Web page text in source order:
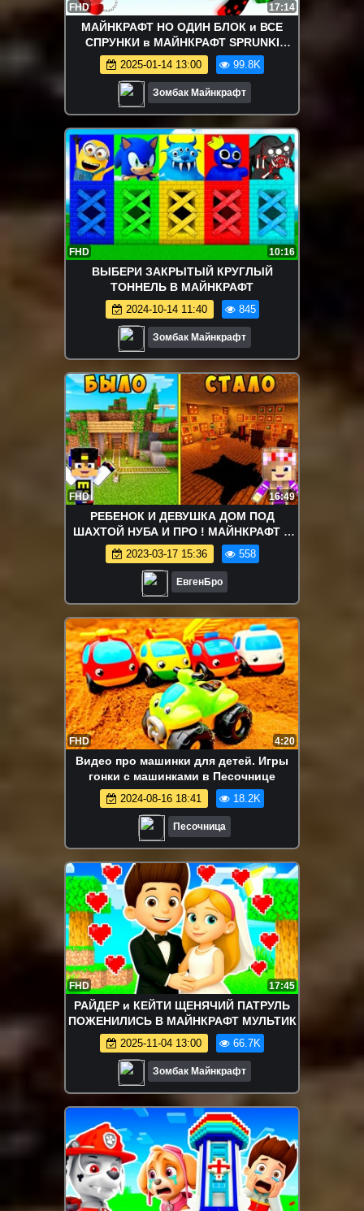
FHD 17:14
МАЙНКРАФТ НО ОДИН БЛОК и ВСЕ
СПРУНКИ в МАЙНКРАФТ SPRUNKI
MINECRAFT
2025-01-14 13:00 99.8K
Зомбак Майнкрафт
FHD 10:16
ВЫБЕРИ ЗАКРЫТЫЙ КРУГЛЫЙ
ТОННЕЛЬ В МАЙНКРАФТ
2024-10-14 11:40 845
Зомбак Майнкрафт
FHD 16:49
РЕБЕНОК И ДЕВУШКА ДОМ ПОД
ШАХТОЙ НУБА И ПРО ! МАЙНКРАФТ В
РЕАЛЬНОЙ ЖИЗНИ ВИДЕО ТРОЛЛИНГ
MINECRAFT
2023-03-17 15:36 558
ЕвгенБро
FHD 4:20
Видео про машинки для детей. Игры
гонки с машинками в Песочнице
2024-08-16 18:41 18.2K
Песочница
FHD 17:45
РАЙДЕР и КЕЙТИ ЩЕНЯЧИЙ ПАТРУЛЬ
ПОЖЕНИЛИСЬ В МАЙНКРАФТ МУЛЬТИК
2025-11-04 13:00 66.7K
Зомбак Майнкрафт